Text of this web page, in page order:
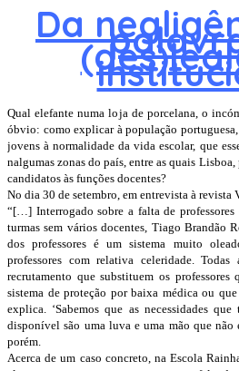
Da
Qual elefante numa loja de porcelana, o
óbvio: como explicar à população portuguesa,
jovens à normalidade da vida escolar, que
nalgumas zonas do país, entre as quais
candidatos às funções docentes?
No dia 30 de setembro, em entrevista à revista
“[…] Interrogado sobre a falta de
turmas sem vários docentes, Tiago Brandão
dos professores é um sistema muito
professores com relativa celeridade. Todas
recrutamento que substituem os professores
sistema de proteção por baixa médica ou que
explica. ‘Sabemos que as necessidades
disponível são uma luva e uma mão que não
porém.
Acerca de um caso concreto, na Escola